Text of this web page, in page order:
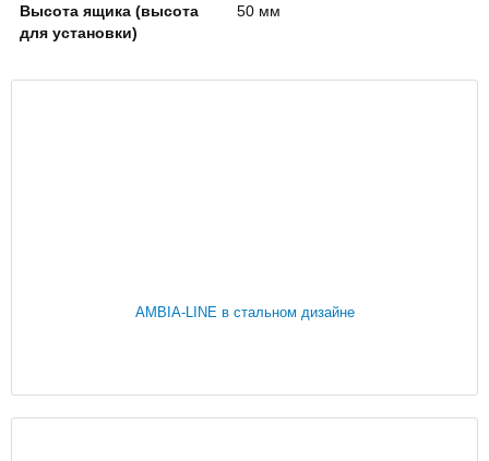
Высота ящика (высота
для установки)
50 мм
AMBIA-LINE в стальном дизайне